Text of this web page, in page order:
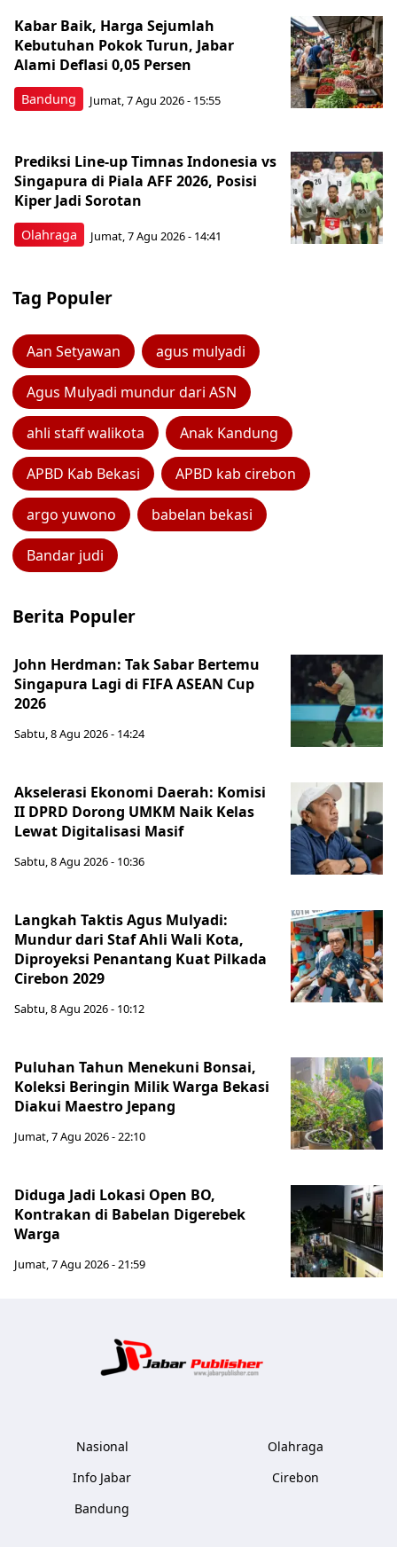
Bandung
Kabar Baik, Harga Sejumlah
Kebutuhan Pokok Turun, Jabar
Alami Deflasi 0,05 Persen
Jumat, 7 Agu 2026 - 15:55
Olahraga
Prediksi Line-up Timnas Indonesia vs
Singapura di Piala AFF 2026, Posisi
Kiper Jadi Sorotan
Jumat, 7 Agu 2026 - 14:41
Tag Populer
Aan Setyawan agus mulyadi
Agus Mulyadi mundur dari ASN
ahli staff walikota Anak Kandung
APBD Kab Bekasi APBD kab cirebon
argo yuwono babelan bekasi
Bandar judi
Berita Populer
John Herdman: Tak Sabar Bertemu
Singapura Lagi di FIFA ASEAN Cup
2026
Sabtu, 8 Agu 2026 - 14:24
Akselerasi Ekonomi Daerah: Komisi
II DPRD Dorong UMKM Naik Kelas
Lewat Digitalisasi Masif
Sabtu, 8 Agu 2026 - 10:36
Langkah Taktis Agus Mulyadi:
Mundur dari Staf Ahli Wali Kota,
Diproyeksi Penantang Kuat Pilkada
Cirebon 2029
Sabtu, 8 Agu 2026 - 10:12
Puluhan Tahun Menekuni Bonsai,
Koleksi Beringin Milik Warga Bekasi
Diakui Maestro Jepang
Jumat, 7 Agu 2026 - 22:10
Diduga Jadi Lokasi Open BO,
Kontrakan di Babelan Digerebek
Warga
Jumat, 7 Agu 2026 - 21:59
Nasional
Info Jabar
Bandung
Olahraga
Cirebon